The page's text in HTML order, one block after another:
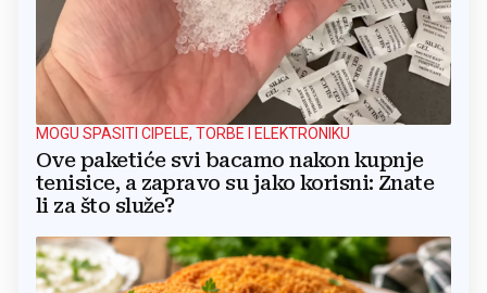
MOGU SPASITI CIPELE, TORBE I ELEKTRONIKU
Ove paketiće svi bacamo nakon kupnje
tenisice, a zapravo su jako korisni: Znate
li za što služe?